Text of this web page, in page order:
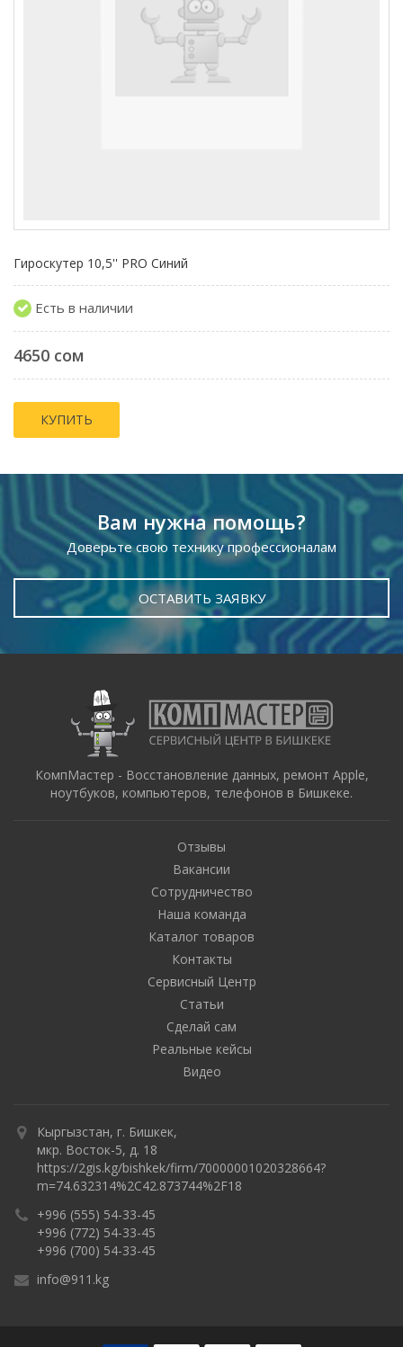
Гироскутер 10,5'' PRO Синий
Есть в наличии
4650 сом
КУПИТЬ
Вам нужна помощь?
Доверьте свою технику профессионалам
ОСТАВИТЬ ЗАЯВКУ
КомпМастер - Восстановление данных, ремонт Apple,
ноутбуков, компьютеров, телефонов в Бишкеке.
Отзывы
Вакансии
Сотрудничество
Наша команда
Каталог товаров
Контакты
Сервисный Центр
Статьи
Сделай сам
Реальные кейсы
Видео
Кыргызстан, г. Бишкек,
мкр. Восток-5, д. 18
https://2gis.kg/bishkek/firm/70000001020328664?
m=74.632314%2C42.873744%2F18
+996 (555) 54-33-45
+996 (772) 54-33-45
+996 (700) 54-33-45
info@911.kg